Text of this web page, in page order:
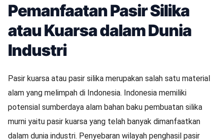
Pemanfaatan Pasir Silika
atau Kuarsa dalam Dunia
Industri
Pasir kuarsa atau pasir silika merupakan salah satu material
alam yang melimpah di Indonesia. Indonesia memiliki
potensial sumberdaya alam bahan baku pembuatan silika
murni yaitu pasir kuarsa yang telah banyak dimanfaatkan
dalam dunia industri. Penyebaran wilayah penghasil pasir